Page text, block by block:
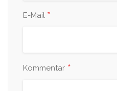
E-Mail *
Kommentar *